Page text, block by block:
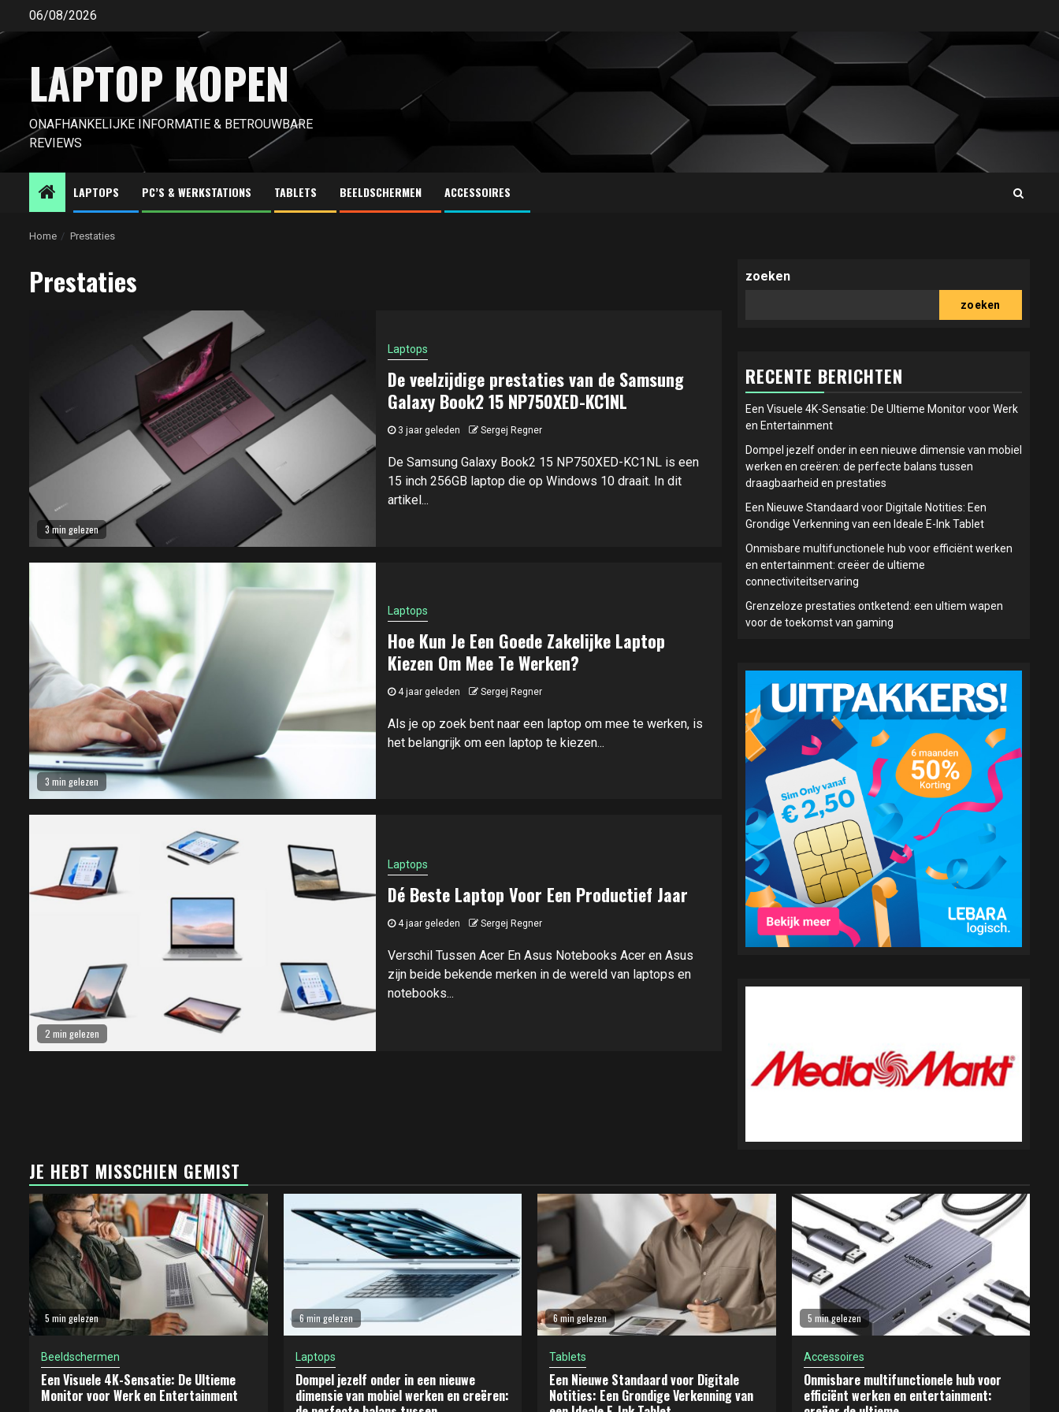
inhoud
06/08/2026
LAPTOP KOPEN
ONAFHANKELIJKE INFORMATIE & BETROUWBARE
REVIEWS
LAPTOPS PC’S & WERKSTATIONS TABLETS BEELDSCHERMEN ACCESSOIRES
Home Prestaties
Prestaties
3 min gelezen
Laptops
De veelzijdige prestaties van de Samsung
Galaxy Book2 15 NP750XED-KC1NL
3 jaar geleden Sergej Regner
De Samsung Galaxy Book2 15 NP750XED-KC1NL is een
15 inch 256GB laptop die op Windows 10 draait. In dit
artikel...
3 min gelezen
Laptops
Hoe Kun Je Een Goede Zakelijke Laptop
Kiezen Om Mee Te Werken?
4 jaar geleden Sergej Regner
Als je op zoek bent naar een laptop om mee te werken, is
het belangrijk om een laptop te kiezen...
2 min gelezen
Laptops
Dé Beste Laptop Voor Een Productief Jaar
4 jaar geleden Sergej Regner
Verschil Tussen Acer En Asus Notebooks Acer en Asus
zijn beide bekende merken in de wereld van laptops en
notebooks...
zoeken
zoeken
RECENTE BERICHTEN
Een Visuele 4K-Sensatie: De Ultieme Monitor voor Werk
en Entertainment
Dompel jezelf onder in een nieuwe dimensie van mobiel
werken en creëren: de perfecte balans tussen
draagbaarheid en prestaties
Een Nieuwe Standaard voor Digitale Notities: Een
Grondige Verkenning van een Ideale E-Ink Tablet
Onmisbare multifunctionele hub voor efficiënt werken
en entertainment: creëer de ultieme
connectiviteitservaring
Grenzeloze prestaties ontketend: een ultiem wapen
voor de toekomst van gaming
JE HEBT MISSCHIEN GEMIST
5 min gelezen
Beeldschermen
Een Visuele 4K-Sensatie: De Ultieme
Monitor voor Werk en Entertainment
6 min gelezen
Laptops
Dompel jezelf onder in een nieuwe
dimensie van mobiel werken en creëren:
6 min gelezen
Tablets
Een Nieuwe Standaard voor Digitale
Notities: Een Grondige Verkenning van
5 min gelezen
Accessoires
Onmisbare multifunctionele hub voor
efficiënt werken en entertainment: